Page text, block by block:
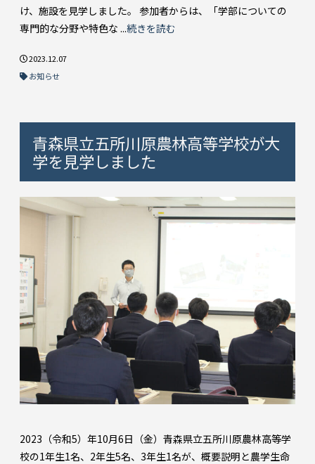
け、施設を見学しました。 参加者からは、「学部についての
専門的な分野や特色な ...続きを読む
2023.12.07
お知らせ
青森県立五所川原農林高等学校が大
学を見学しました
2023（令和5）年10月6日（金）青森県立五所川原農林高等学
校の1年生1名、2年生5名、3年生1名が、概要説明と農学生命